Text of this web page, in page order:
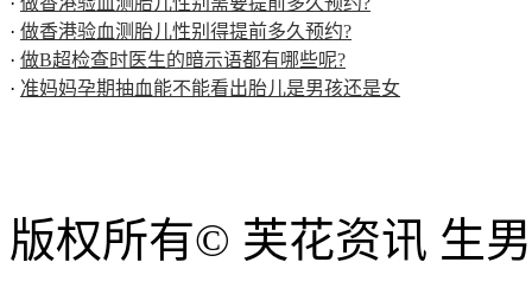
· 做香港验血测胎儿性别得提前多久预约?
· 做B超检查时医生的暗示语都有哪些呢?
· 准妈妈孕期抽血能不能看出胎儿是男孩还是女
版权所有© 芙花资讯 生